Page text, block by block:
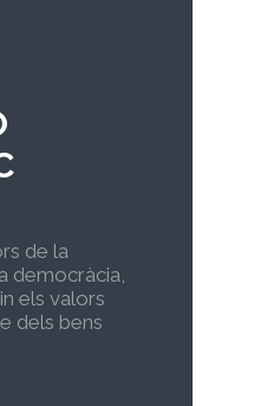
de la
democràcia,
els valors
dels bens